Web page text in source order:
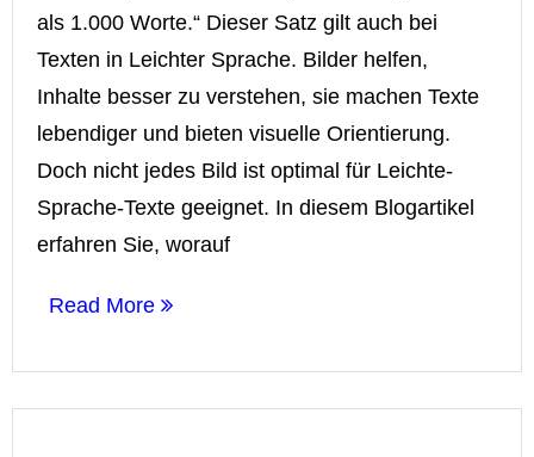
als 1.000 Worte.“ Dieser Satz gilt auch bei
Texten in Leichter Sprache. Bilder helfen,
Inhalte besser zu verstehen, sie machen Texte
lebendiger und bieten visuelle Orientierung.
Doch nicht jedes Bild ist optimal für Leichte-
Sprache-Texte geeignet. In diesem Blogartikel
erfahren Sie, worauf
Read More